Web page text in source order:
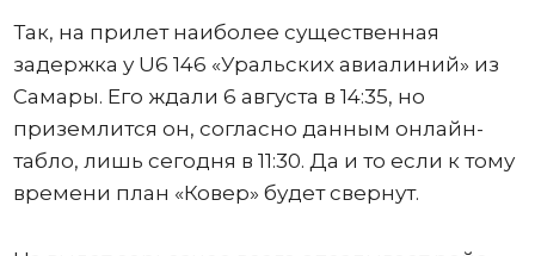
Так, на прилет наиболее существенная
задержка у U6 146 «Уральских авиалиний» из
Самары. Его ждали 6 августа в 14:35, но
приземлится он, согласно данным онлайн-
табло, лишь сегодня в 11:30. Да и то если к тому
времени план «Ковер» будет свернут.